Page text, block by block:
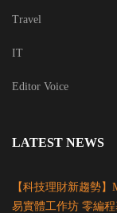
Travel
IT
Editor Voice
LATEST NEWS
【科技理財新趨勢
易實體工作坊 零編